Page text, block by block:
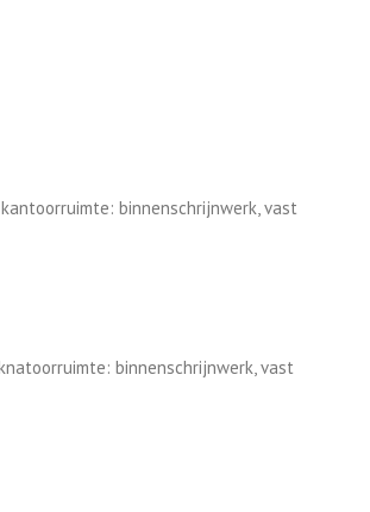
binnenschrijnwerk, vast
binnenschrijnwerk, vast